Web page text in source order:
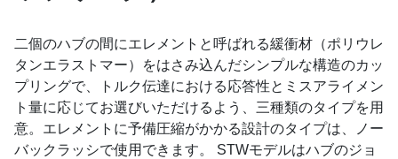
二個のハブの間にエレメントと呼ばれる緩衝材（ポリウレ
タンエラストマー）をはさみ込んだシンプルな構造のカッ
プリングで、トルク伝達における応答性とミスアライメン
ト量に応じてお選びいただけるよう、三種類のタイプを用
意。エレメントに予備圧縮がかかる設計のタイプは、ノー
バックラッシで使用できます。 STWモデルはハブのジョ